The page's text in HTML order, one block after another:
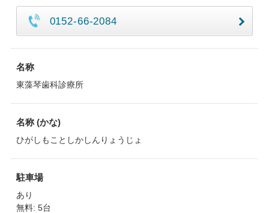
0152-66-2084
名称
東藻琴歯科診療所
名称 (かな)
ひがしもことしかしんりょうじょ
駐車場
あり
無料: 5台